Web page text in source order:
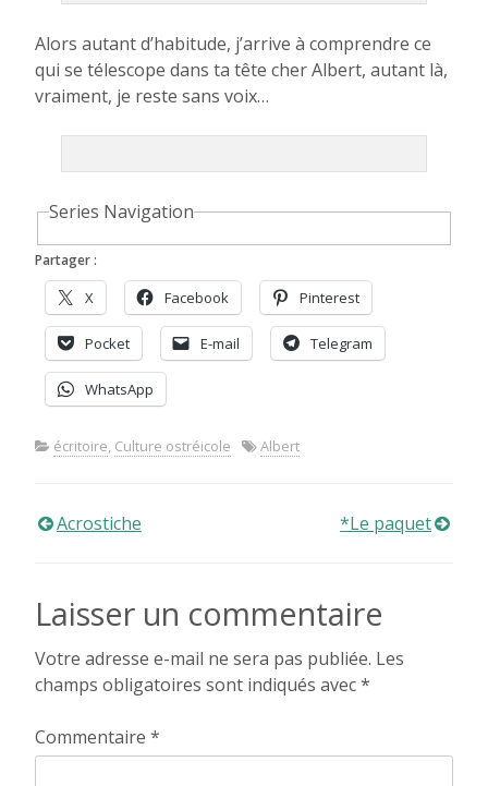
Alors autant d’habitude, j’arrive à comprendre ce
qui se télescope dans ta tête cher Albert, autant là,
vraiment, je reste sans voix…
Series Navigation
Partager :
X Facebook Pinterest
Pocket E-mail Telegram
WhatsApp
écritoire, Culture ostréicole Albert
Navigation
l’article
Acrostiche *Le paquet
Laisser un commentaire
Votre adresse e-mail ne sera pas publiée. Les
champs obligatoires sont indiqués avec*
Commentaire *